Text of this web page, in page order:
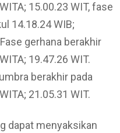
15.00.23 WIT, fase
14.18.24 WIB;
gerhana berakhir
19.47.26 WIT.
berakhir pada
21.05.31 WIT.
dapat menyaksikan